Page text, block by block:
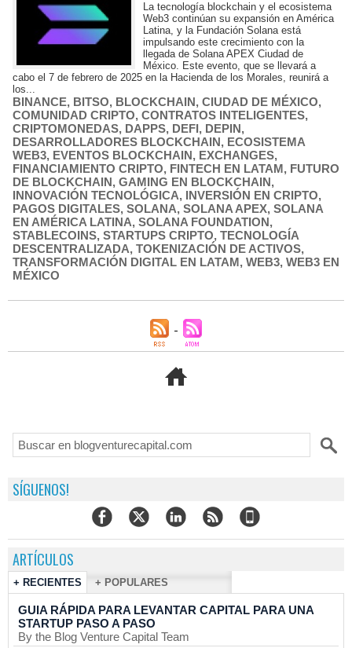
La tecnología blockchain y el ecosistema
Web3 continúan su expansión en América
Latina, y la Fundación Solana está
impulsando este crecimiento con la
llegada de Solana APEX Ciudad de
México. Este evento, que se llevará a
cabo el 7 de febrero de 2025 en la Hacienda de los Morales, reunirá a
los...
BINANCE, BITSO, BLOCKCHAIN, CIUDAD DE MÉXICO,
COMUNIDAD CRIPTO, CONTRATOS INTELIGENTES,
CRIPTOMONEDAS, DAPPS, DEFI, DEPIN,
DESARROLLADORES BLOCKCHAIN, ECOSISTEMA
WEB3, EVENTOS BLOCKCHAIN, EXCHANGES,
FINANCIAMIENTO CRIPTO, FINTECH EN LATAM, FUTURO
DE BLOCKCHAIN, GAMING EN BLOCKCHAIN,
INNOVACIÓN TECNOLÓGICA, INVERSIÓN EN CRIPTO,
PAGOS DIGITALES, SOLANA, SOLANA APEX, SOLANA
EN AMÉRICA LATINA, SOLANA FOUNDATION,
STABLECOINS, STARTUPS CRIPTO, TECNOLOGÍA
DESCENTRALIZADA, TOKENIZACIÓN DE ACTIVOS,
TRANSFORMACIÓN DIGITAL EN LATAM, WEB3, WEB3 EN
MÉXICO
SÍGUENOS!
ARTÍCULOS
+ RECIENTES + POPULARES
GUIA RÁPIDA PARA LEVANTAR CAPITAL PARA UNA
STARTUP PASO A PASO
By the Blog Venture Capital Team